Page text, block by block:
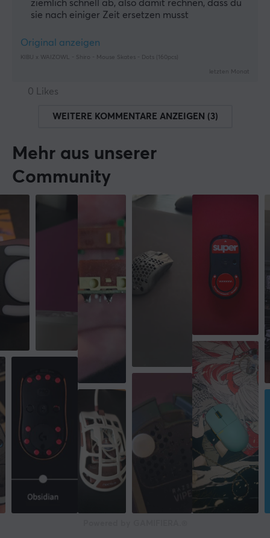
ziemlich schnell ab, also damit rechnen, dass du
sie nach einiger Zeit ersetzen musst
Original anzeigen
KIBU x WAIZOWL - Shiro - Mouse Skates - Dots (160pcs)
letzten Monat
0 Likes
WEITERE KOMMENTARE ANZEIGEN (3)
Mehr aus unserer
Community